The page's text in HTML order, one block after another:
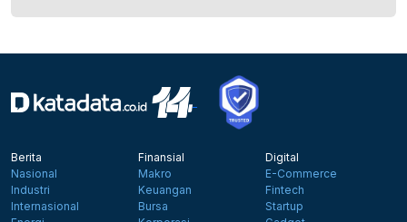
Berita
Nasional
Industri
Internasional
Finansial
Makro
Keuangan
Bursa
Digital
E-Commerce
Fintech
Startup